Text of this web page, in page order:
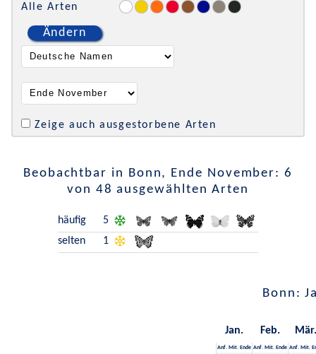
Alle Arten
Ändern
Zeige auch ausgestorbene Arten
Beobachtbar in Bonn, Ende November: 6
von 48 ausgewählten Arten
häufig
5
selten
1
Bonn:
Jan. Feb. Mär.
Anf. Mit. Ende Anf. Mit. Ende Anf. Mit.